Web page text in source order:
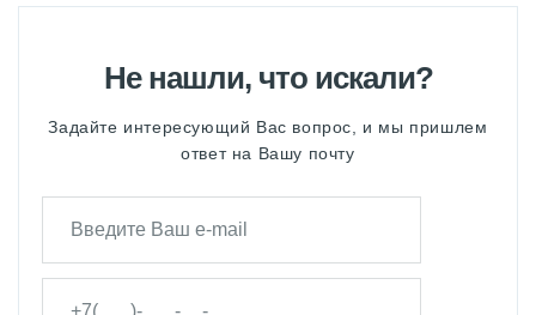
Не нашли, что искали?
Задайте интересующий Вас вопрос, и мы пришлем
ответ на Вашу почту